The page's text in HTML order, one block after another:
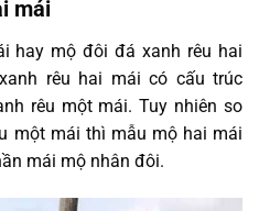
mái
hay mộ đôi đá xanh rêu hai
rêu hai mái có cấu trúc
rêu một mái. Tuy nhiên so
một mái thì mẫu mộ hai mái
mái mộ nhân đôi.